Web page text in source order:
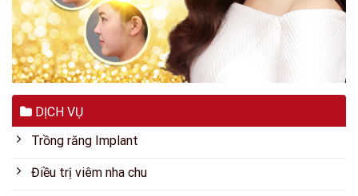
DỊCH VỤ
Trồng răng Implant
Điều trị viêm nha chu